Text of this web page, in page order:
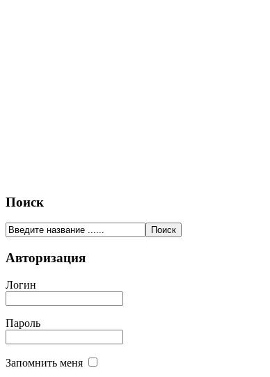
Поиск
Авторизация
Логин
Пароль
Запомнить меня